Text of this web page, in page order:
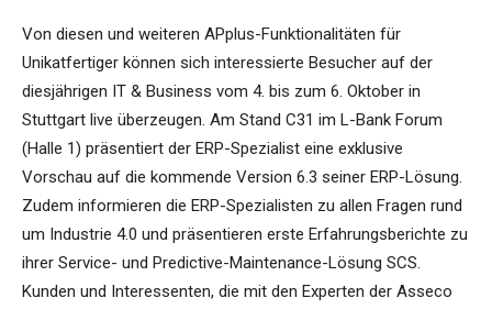
Von diesen und weiteren APplus-Funktionalitäten für
Unikatfertiger können sich interessierte Besucher auf der
diesjährigen IT & Business vom 4. bis zum 6. Oktober in
Stuttgart live überzeugen. Am Stand C31 im L-Bank Forum
(Halle 1) präsentiert der ERP-Spezialist eine exklusive
Vorschau auf die kommende Version 6.3 seiner ERP-Lösung.
Zudem informieren die ERP-Spezialisten zu allen Fragen rund
um Industrie 4.0 und präsentieren erste Erfahrungsberichte zu
ihrer Service- und Predictive-Maintenance-Lösung SCS.
Kunden und Interessenten, die mit den Experten der Asseco